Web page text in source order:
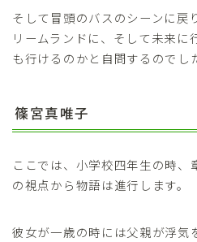
そして冒頭のバスのシーンに戻
リームランドに、そして未来に
も行けるのかと自問するのでし
篠宮真唯子
ここでは、小学校四年生の時、
の視点から物語は進行します。
彼女が一歳の時には父親が浮気